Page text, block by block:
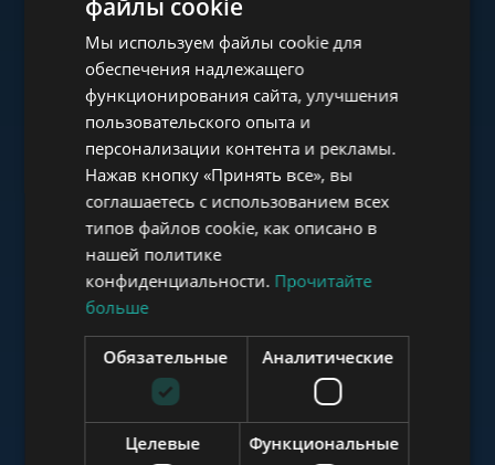
www.tower-investments.com
HUNGARIAN
ITALIAN
SPANISH
RUSSIAN
Мы используем файлы cookie для
обеспечения надлежащего
функционирования сайта, улучшения
пользовательского опыта и
персонализации контента и рекламы.
Нажав кнопку «Принять все», вы
соглашаетесь с использованием всех
типов файлов cookie, как описано в
нашей политике
конфиденциальности. Прочитайте
больше
Обязательные Аналитические
Целевые Функциональные